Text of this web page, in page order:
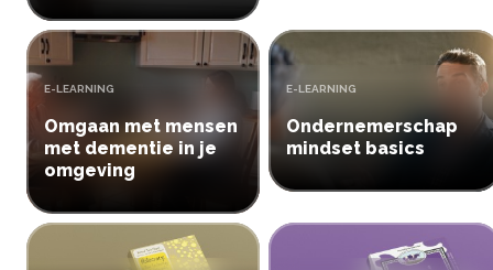
Omgaan met mensen
met dementie in je
omgeving
TYPE:
E-LEARNING
Ondernemerschap
mindset basics
TYPE:
E-LEARNING